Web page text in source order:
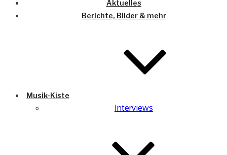
Aktuelles
Berichte, Bilder & mehr
Musik-Kiste
Interviews